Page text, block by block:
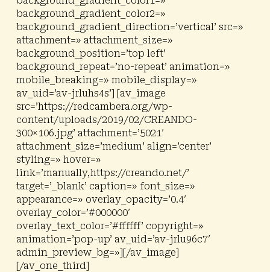
background_gradient_color2=»
background_gradient_direction=’vertical’ src=»
attachment=» attachment_size=»
background_position=’top left’
background_repeat=’no-repeat’ animation=»
mobile_breaking=» mobile_display=»
av_uid=’av-jrluhs4s’] [av_image
src=’https://redcambera.org/wp-
content/uploads/2019/02/CREANDO-
300×106.jpg’ attachment=’5021′
attachment_size=’medium’ align=’center’
styling=» hover=»
link=’manually,https://creando.net/’
target=’_blank’ caption=» font_size=»
appearance=» overlay_opacity=’0.4′
overlay_color=’#000000′
overlay_text_color=’#ffffff’ copyright=»
animation=’pop-up’ av_uid=’av-jrlu96c7′
admin_preview_bg=»][/av_image]
[/av_one_third]